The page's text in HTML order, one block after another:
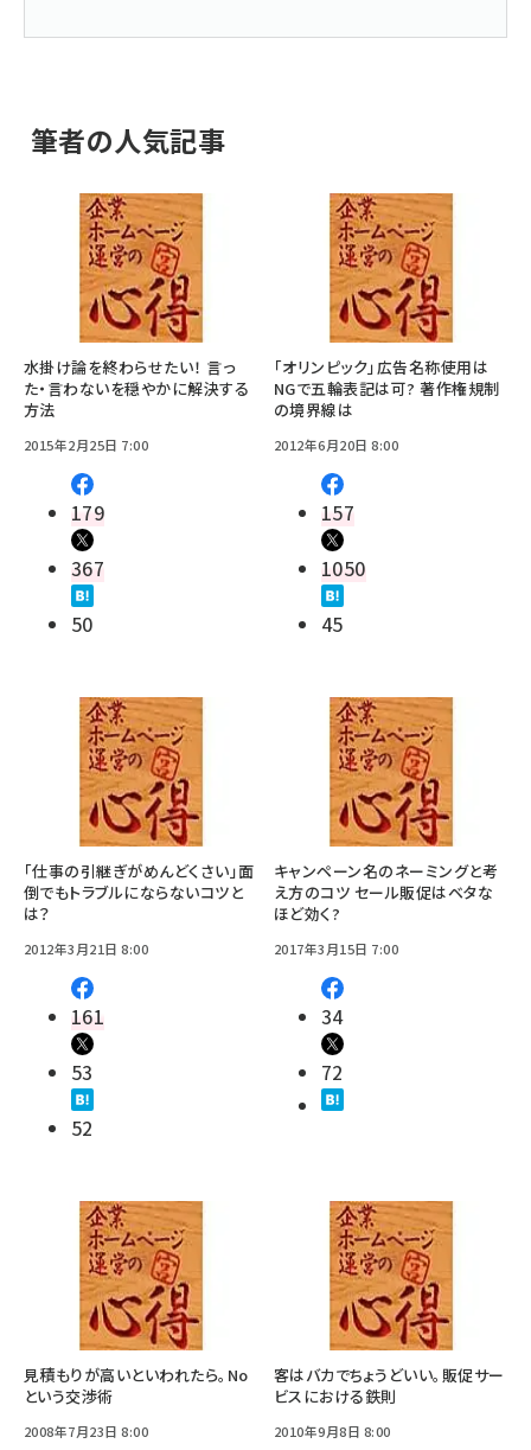
筆者の人気記事
水掛け論を終わらせたい！ 言っ
た・言わないを穏やかに解決する
方法
2015年2月25日 7:00
179
367
50
「オリンピック」広告名称使用は
NGで五輪表記は可? 著作権規制
の境界線は
2012年6月20日 8:00
157
1050
45
「仕事の引継ぎがめんどくさい」面
倒でもトラブルにならないコツと
は？
2012年3月21日 8:00
161
53
52
キャンペーン名のネーミングと考
え方のコツ セール販促はベタな
ほど効く?
2017年3月15日 7:00
34
72
見積もりが高いといわれたら。No
という交渉術
2008年7月23日 8:00
客はバカでちょうどいい。販促サー
ビスにおける鉄則
2010年9月8日 8:00